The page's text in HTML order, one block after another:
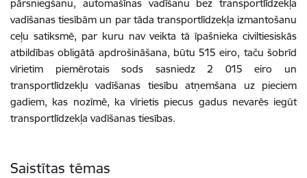
pārsniegšanu, automašīnas vadīšanu bez transportlīdzekļa
vadīšanas tiesībām un par tāda transportlīdzekļa izmantošanu
ceļu satiksmē, par kuru nav veikta tā īpašnieka civiltiesiskās
atbildības obligātā apdrošināšana, būtu 515 eiro, taču šobrīd
vīrietim piemērotais sods sasniedz 2 015 eiro un
transportlīdzekļu vadīšanas tiesību atņemšana uz pieciem
gadiem, kas nozīmē, ka vīrietis piecus gadus nevarēs iegūt
transportlīdzekļa vadīšanas tiesības.
Saistītas tēmas